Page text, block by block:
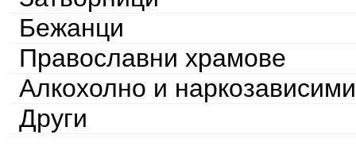
Бежанци
Православни храмове
Алкохолно и наркозависими
Други